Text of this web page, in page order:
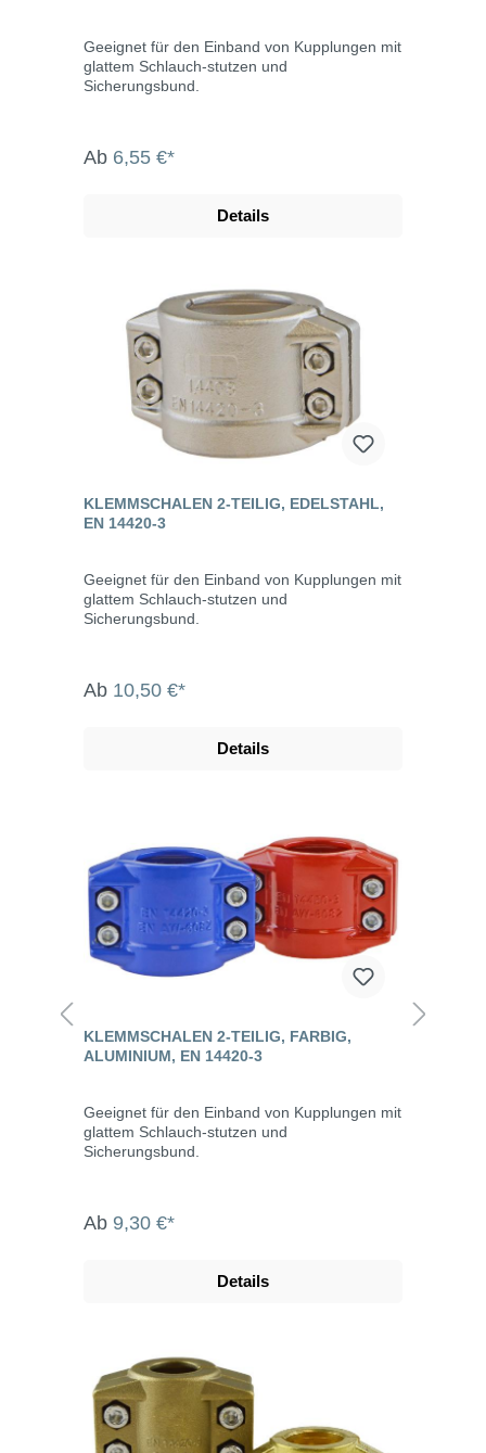
Geeignet für den Einband von Kupplungen mit
glattem Schlauch-stutzen und
Sicherungsbund.
Ab 6,55 €*
Details
KLEMMSCHALEN 2-TEILIG, EDELSTAHL,
EN 14420-3
Geeignet für den Einband von Kupplungen mit
glattem Schlauch-stutzen und
Sicherungsbund.
Ab 10,50 €*
Details
KLEMMSCHALEN 2-TEILIG, FARBIG,
ALUMINIUM, EN 14420-3
Geeignet für den Einband von Kupplungen mit
glattem Schlauch-stutzen und
Sicherungsbund.
Ab 9,30 €*
Details